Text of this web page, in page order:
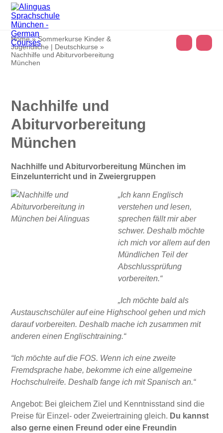
Home»Sommerkurse Kinder &
Jugendliche | Deutschkurse »
Nachhilfe und Abiturvorbereitung
München
Nachhilfe und
Abiturvorbereitung
München
Nachhilfe und Abiturvorbereitung München im
Einzelunterricht und in Zweiergruppen
„Ich kann Englisch
verstehen und lesen,
sprechen fällt mir aber
schwer. Deshalb möchte
ich mich vor allem auf den
Mündlichen Teil der
Abschlussprüfung
vorbereiten.“
„Ich möchte bald als
Austauschschüler auf eine Highschool gehen und mich
darauf vorbereiten. Deshalb mache ich zusammen mit
anderen einen Englischtraining.“
“Ich möchte auf die FOS. Wenn ich eine zweite
Fremdsprache habe, bekomme ich eine allgemeine
Hochschulreife. Deshalb fange ich mit Spanisch an.“
Angebot: Bei gleichem Ziel und Kenntnisstand sind die
Preise für Einzel- oder Zweiertraining gleich. Du kannst
also gerne einen Freund oder eine Freundin